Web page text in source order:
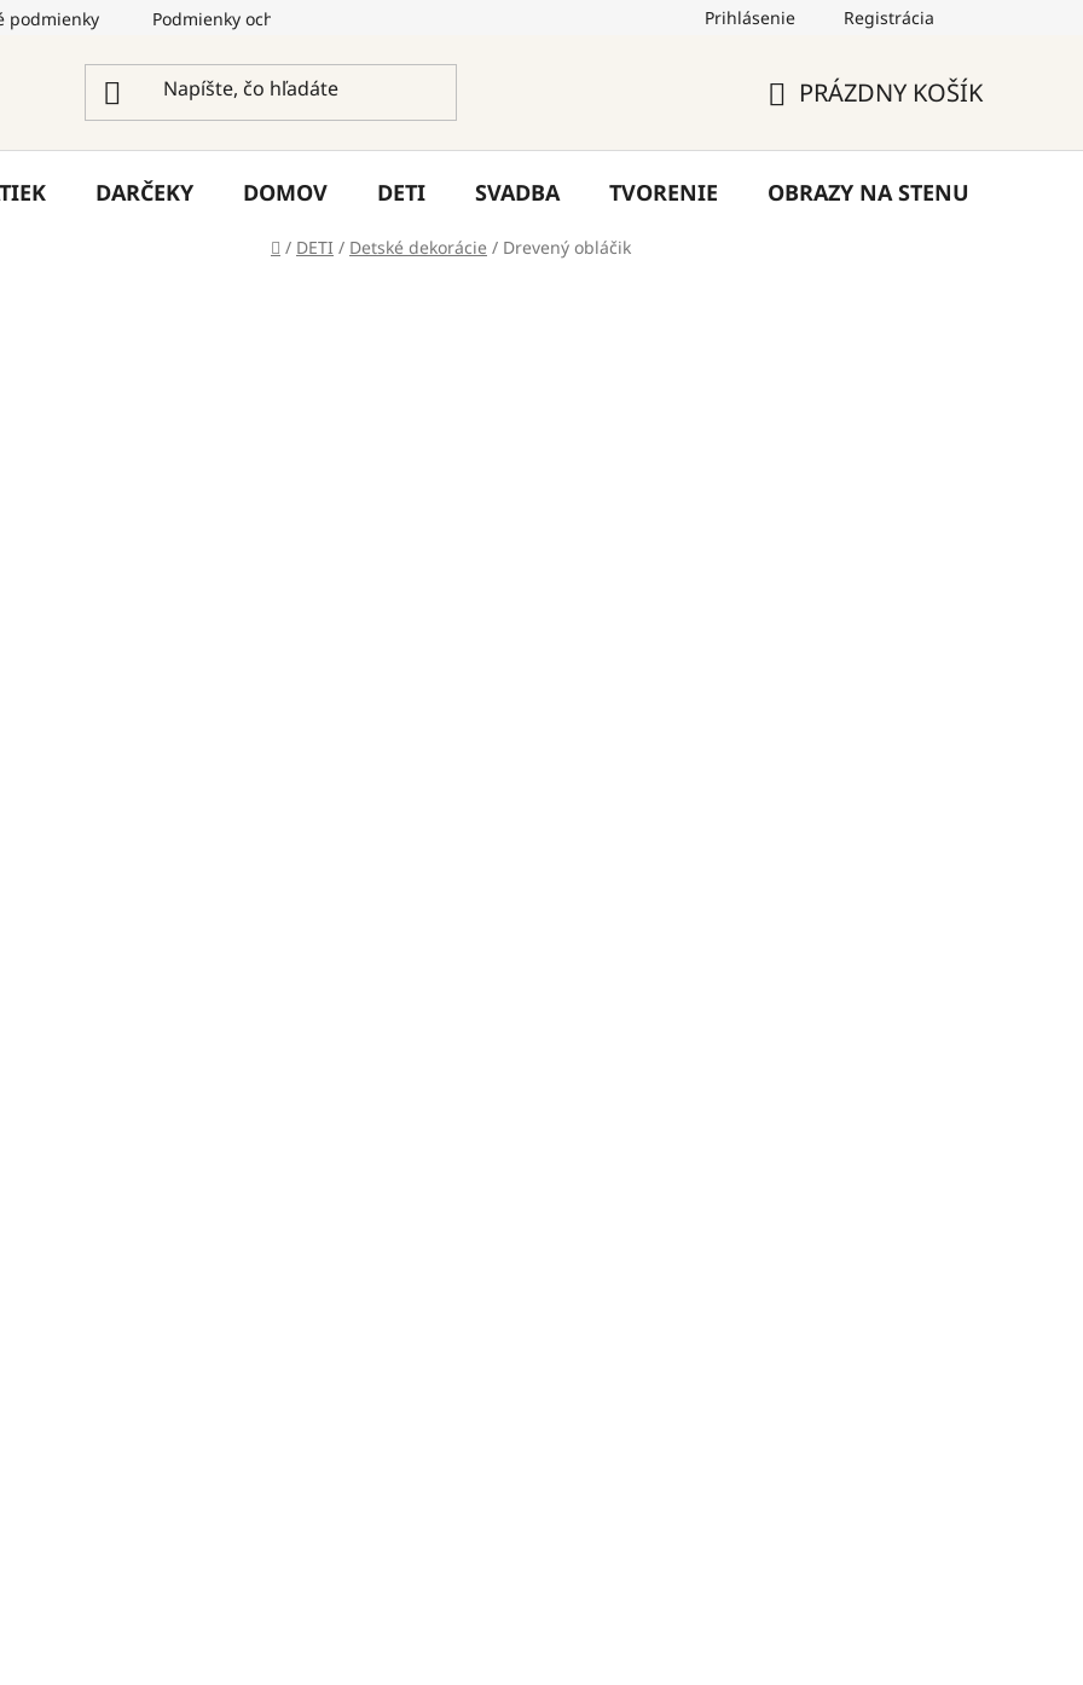
podmienky Podmienky ochrany osobných údajov Hodnotenie obchodu Blog Kontakty
Prihlásenie Registrácia
KOŠÍK
PRÁZDNY KOŠÍK
DARČEKY DOMOV DETI SVADBA TVORENIE OBRAZY NA STENU
Domov
/ DETI / Detské dekorácie / Drevený obláčik